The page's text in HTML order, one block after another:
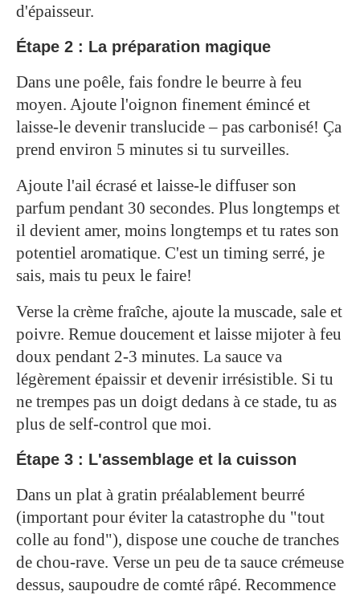
d'épaisseur.
Étape 2 : La préparation magique
Dans une poêle, fais fondre le beurre à feu
moyen. Ajoute l'oignon finement émincé et
laisse-le devenir translucide – pas carbonisé! Ça
prend environ 5 minutes si tu surveilles.
Ajoute l'ail écrasé et laisse-le diffuser son
parfum pendant 30 secondes. Plus longtemps et
il devient amer, moins longtemps et tu rates son
potentiel aromatique. C'est un timing serré, je
sais, mais tu peux le faire!
Verse la crème fraîche, ajoute la muscade, sale et
poivre. Remue doucement et laisse mijoter à feu
doux pendant 2-3 minutes. La sauce va
légèrement épaissir et devenir irrésistible. Si tu
ne trempes pas un doigt dedans à ce stade, tu as
plus de self-control que moi.
Étape 3 : L'assemblage et la cuisson
Dans un plat à gratin préalablement beurré
(important pour éviter la catastrophe du "tout
colle au fond"), dispose une couche de tranches
de chou-rave. Verse un peu de ta sauce crémeuse
dessus, saupoudre de comté râpé. Recommence